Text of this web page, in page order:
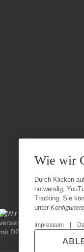
Wie wir
Durch Klicken
notwendig,
Tracking. Sie
unter
Impressum